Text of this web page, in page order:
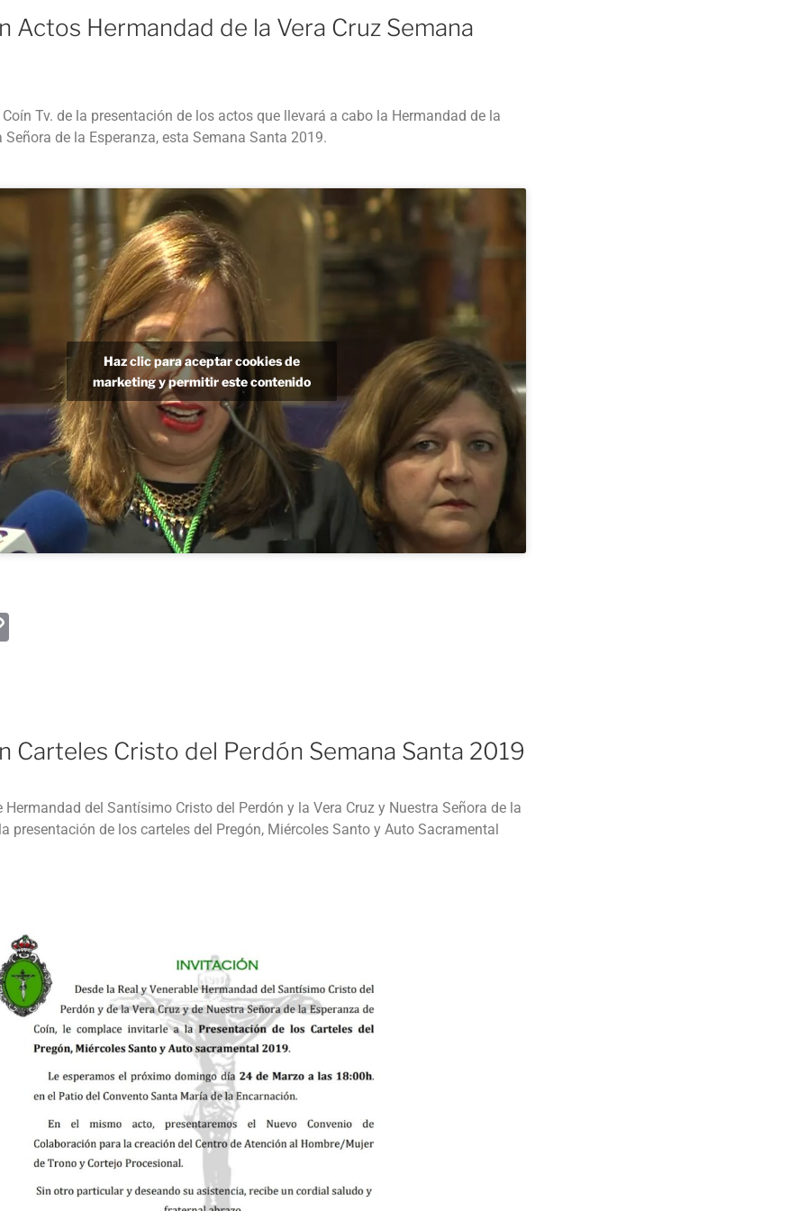
Li
n
Actos Hermandad de la Vera Cruz Semana
Coín Tv. de la presentación de los actos que llevará a cabo la Hermandad de la
Señora de la Esperanza, esta Semana Santa 2019.
Haz clic para aceptar cookies de
marketing y permitir este contenido
Li
n
k
Carteles Cristo del Perdón Semana Santa 2019
Hermandad del Santísimo Cristo del Perdón y la Vera Cruz y Nuestra Señora de la
presentación de los carteles del Pregón, Miércoles Santo y Auto Sacramental